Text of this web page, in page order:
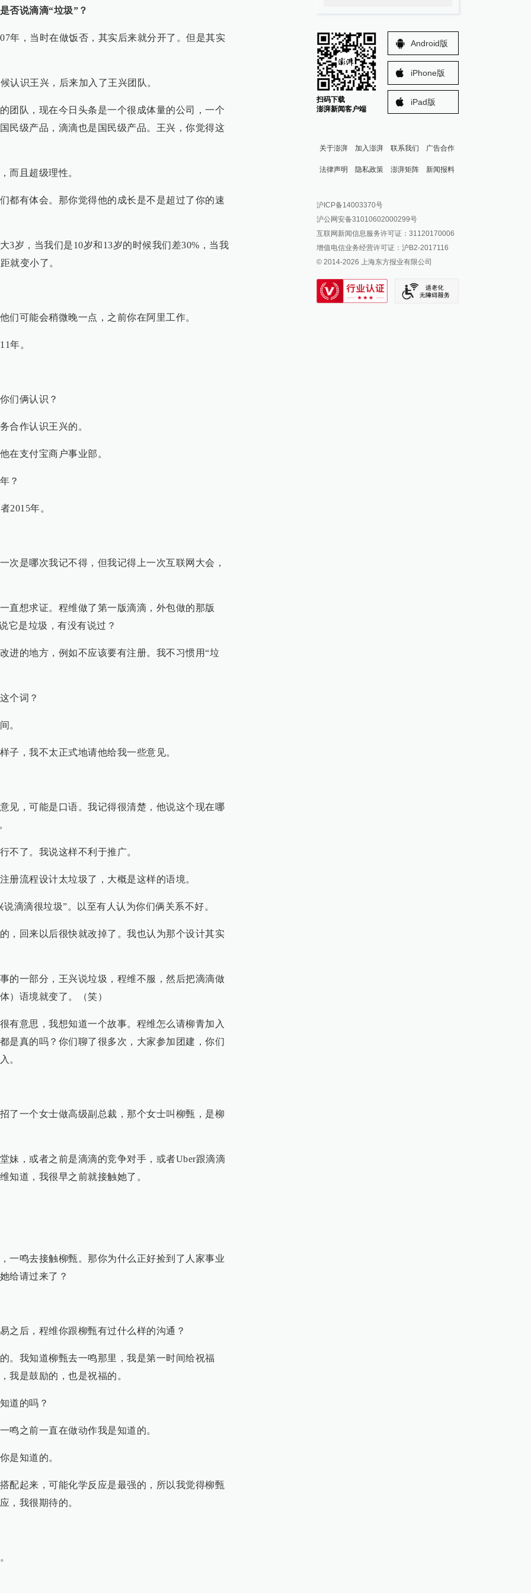
否说滴滴“垃圾”？
年，当时在做饭否，其实后来就分开了。但是其实
认识王兴，后来加入了王兴团队。
团队，现在今日头条是一个很成体量的公司，一个
民级产品，滴滴也是国民级产品。王兴，你觉得这
而且超级理性。
都有体会。那你觉得他的成长是不是超过了你的速
3岁，当我们是10岁和13岁的时候我们差30%，当我
就变小了。
们可能会稍微晚一点，之前你在阿里工作。
年。
们俩认识？
合作认识王兴的。
在支付宝商户事业部。
？
2015年。
次是哪次我记不得，但我记得上一次互联网大会，
直想求证。程维做了第一版滴滴，外包做的那版
它是垃圾，有没有说过？
进的地方，例如不应该要有注册。我不习惯用“垃
个词？
。
子，我不太正式地请他给我一些意见。
见，可能是口语。我记得很清楚，他说这个现在哪
不了。我说这样不利于推广。
册流程设计太垃圾了，大概是这样的语境。
滴滴很垃圾”。以至有人认为你们俩关系不好。
，回来以后很快就改掉了。我也认为那个设计其实
的一部分，王兴说垃圾，程维不服，然后把滴滴做
）语境就变了。（笑）
有意思，我想知道一个故事。程维怎么请柳青加入
是真的吗？你们聊了很多次，大家参加团建，你们
。
了一个女士做高级副总裁，那个女士叫柳甄，是柳
妹，或者之前是滴滴的竞争对手，或者Uber跟滴滴
知道，我很早之前就接触她了。
一鸣去接触柳甄。那你为什么正好捡到了人家事业
给请过来了？
之后，程维你跟柳甄有过什么样的沟通？
。我知道柳甄去一鸣那里，我是第一时间给祝福
我是鼓励的，也是祝福的。
道的吗？
鸣之前一直在做动作我是知道的。
是知道的。
配起来，可能化学反应是最强的，所以我觉得柳甄
，我很期待的。
扫码下载
澎湃新闻客户端
Android版
iPhone版
iPad版
关于澎湃 加入澎湃 联系我们 广告合作
法律声明 隐私政策 澎湃矩阵
澎湃新闻公众号
澎湃新闻抖音号
派生万物开放平台
IP SHANGHAI
SIXTH TONE
新闻报料
报料邮箱: news@thepaper.cn
沪ICP备14003370号
沪公网安备31010602000299号
互联网新闻信息服务许可证：31120170006
增值电信业务经营许可证：沪B2-2017116
© 2014-2026 上海东方报业有限公司